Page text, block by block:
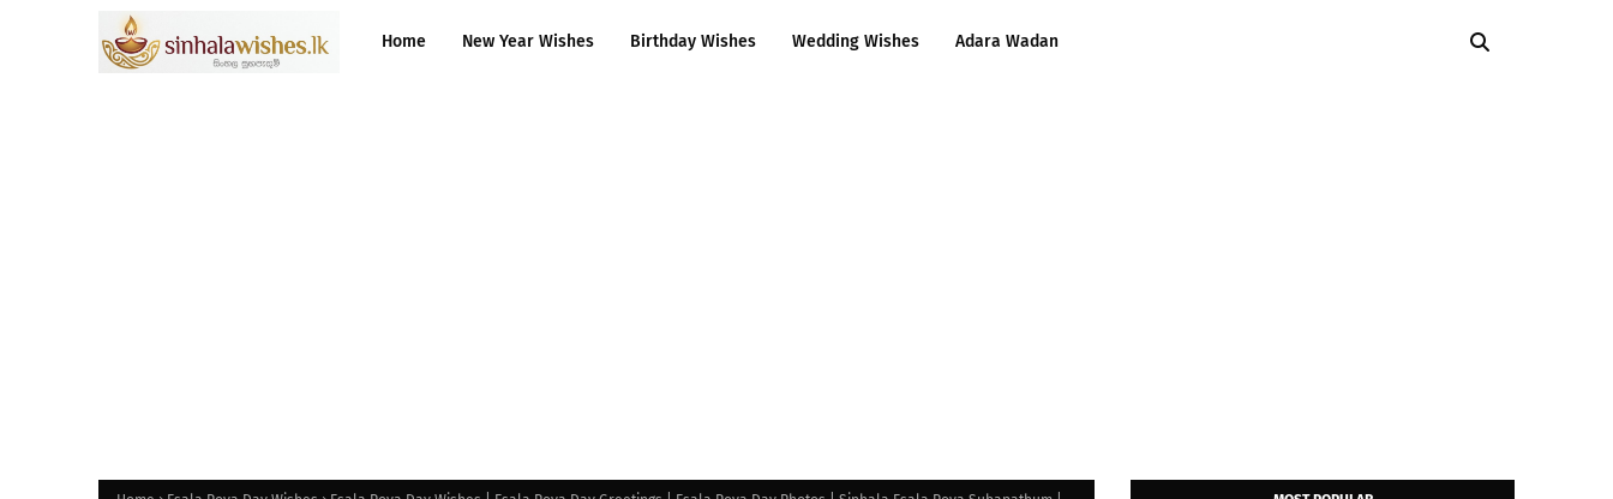
Home New Year Wishes Birthday Wishes Wedding Wishes Adara Wadan